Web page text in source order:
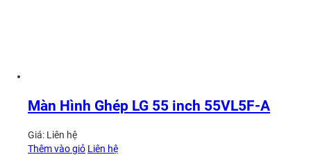
Màn Hình Ghép LG 55 inch 55VL5F-A
Giá: Liên hệ
Thêm vào giỏ Liên hệ